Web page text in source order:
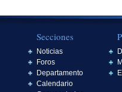
Secciones
Noticias
Foros
Departamento
Calendario